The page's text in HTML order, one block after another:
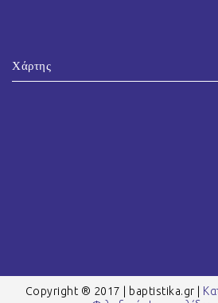
Χάρτης
Copyright ® 2017 | baptistika.gr |